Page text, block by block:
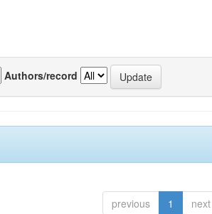
Authors/record
previous 1 next